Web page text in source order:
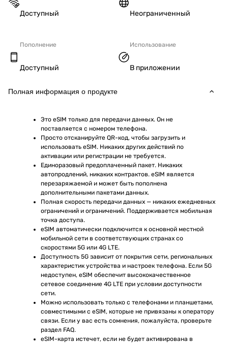
Доступный Неограниченный
Пополнение
Доступный
Использование
В приложении
Полная информация о продукте
Это eSIM только для передачи данных. Он не
поставляется с номером телефона.
Просто отсканируйте QR-код, чтобы загрузить и
использовать eSIM. Никаких других действий по
активации или регистрации не требуется.
Единоразовый предоплаченный пакет. Никаких
автопродлений, никаких контрактов. eSIM является
перезаряжаемой и может быть пополнена
дополнительными пакетами данных.
Полная скорость передачи данных — никаких ежедневных
ограничений и ограничений. Поддерживается мобильная
точка доступа.
eSIM автоматически подключится к основной местной
мобильной сети в соответствующих странах со
скоростями 5G или 4G LTE.
Доступность 5G зависит от покрытия сети, региональных
характеристик устройства и настроек телефона. Если 5G
недоступен, eSIM обеспечит высококачественное
сетевое соединение 4G LTE при условии доступности
сети.
Можно использовать только с телефонами и планшетами,
совместимыми с eSIM, которые не привязаны к оператору
связи. Если у вас есть сомнения, пожалуйста, проверьте
раздел FAQ.
eSIM-карта истечет, если не будет активирована в